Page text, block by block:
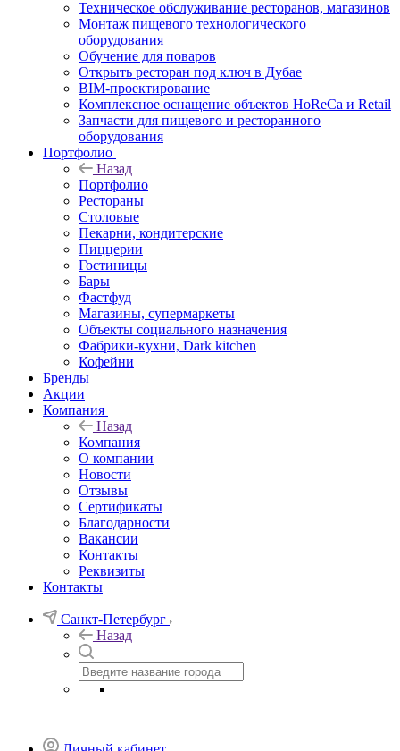
Техническое обслуживание ресторанов, магазинов
Монтаж пищевого технологического
оборудования
Обучение для поваров
Открыть ресторан под ключ в Дубае
BIM-проектирование
Комплексное оснащение объектов HoReCa и Retail
Запчасти для пищевого и ресторанного
оборудования
Портфолио
Назад
Портфолио
Рестораны
Столовые
Пекарни, кондитерские
Пиццерии
Гостиницы
Бары
Фастфуд
Магазины, супермаркеты
Объекты социального назначения
Фабрики-кухни, Dark kitchen
Кофейни
Бренды
Акции
Компания
Назад
Компания
О компании
Новости
Отзывы
Сертификаты
Благодарности
Вакансии
Контакты
Реквизиты
Контакты
Санкт-Петербург
Назад